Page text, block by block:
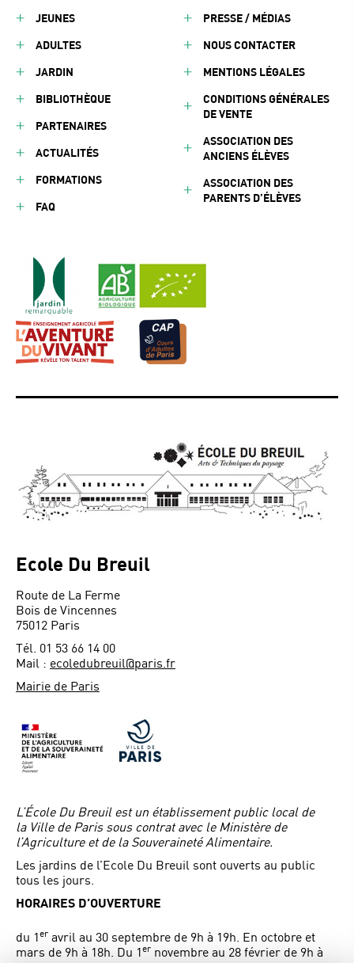
JEUNES
ADULTES
JARDIN
BIBLIOTHÈQUE
PARTENAIRES
ACTUALITÉS
FORMATIONS
FAQ
PRESSE / MÉDIAS
NOUS CONTACTER
MENTIONS LÉGALES
CONDITIONS GÉNÉRALES
DE VENTE
ASSOCIATION DES
ANCIENS ÉLÈVES
ASSOCIATION DES
PARENTS D’ÉLÈVES
Ecole Du Breuil
Route de La Ferme
Bois de Vincennes
75012 Paris
Tél. 01 53 66 14 00
Mail : ecoledubreuil@paris.fr
Mairie de Paris
L’École Du Breuil est un établissement public local de
la Ville de Paris sous contrat avec le Ministère de
l’Agriculture et de la Souveraineté Alimentaire.
Les jardins de l’Ecole Du Breuil sont ouverts au public
tous les jours.
HORAIRES D’OUVERTURE
du 1er avril au 30 septembre de 9h à 19h. En octobre et
mars de 9h à 18h. Du 1er novembre au 28 février de 9h à
17h.